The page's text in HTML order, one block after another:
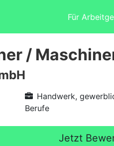
Für
/
Handwerk,
Berufe
Jetzt